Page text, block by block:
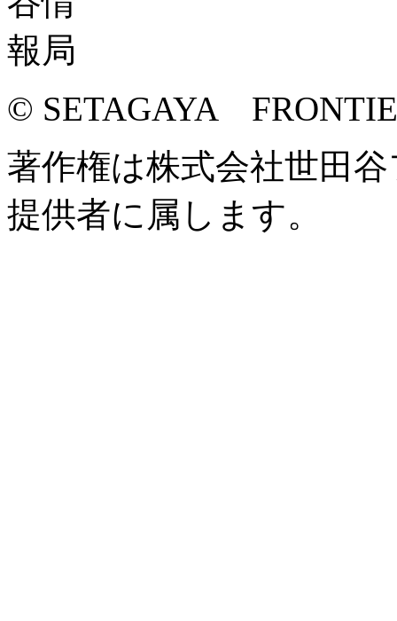
© SETAGAYA
著作権は株式会社世田
提供者に属します。